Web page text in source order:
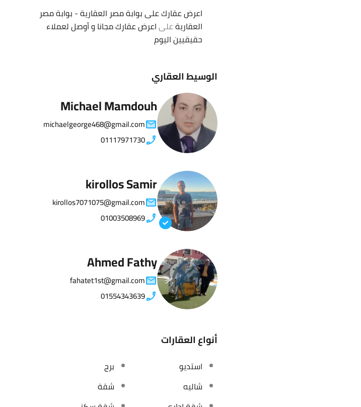
اعرض عقارك على بوابة مصر العقارية - بوابة مصر
العقاريةعلىاعرض عقارك مجانا و أوصل لعملاء
حقيقيين اليوم
الوسيط العقاري
Michael Mamdouh
michaelgeorge468@gmail.com
01117971730
kirollos Samir
kirollos7071075@gmail.com
01003508969
Ahmed Fathy
fahatet1st@gmail.com
01554343639
أنواع العقارات
استديو
برج
شاليه
شقة